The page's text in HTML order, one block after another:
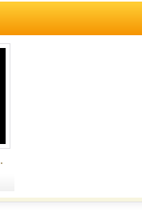
ネリアン)